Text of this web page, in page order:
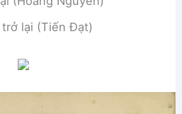
lại (Tiến Đạt)